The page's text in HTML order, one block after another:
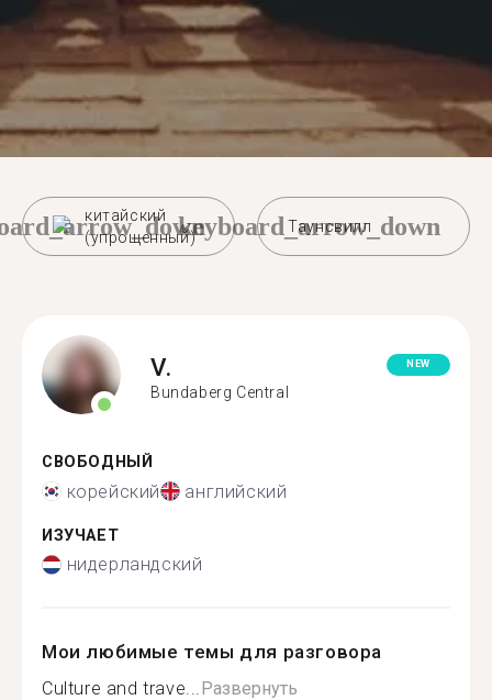
китайский
(упрощенный)
Таунсвилл
keyboard_arrow_down
V.
Bundaberg Central
NEW
СВОБОДНЫЙ
корейский английский
ИЗУЧАЕТ
нидерландский
Мои любимые темы для разговора
Culture and trave...Развернуть